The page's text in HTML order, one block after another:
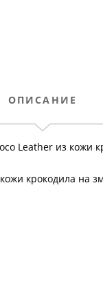
ОПИСАНИЕ
Leather из кожи
крокодила на